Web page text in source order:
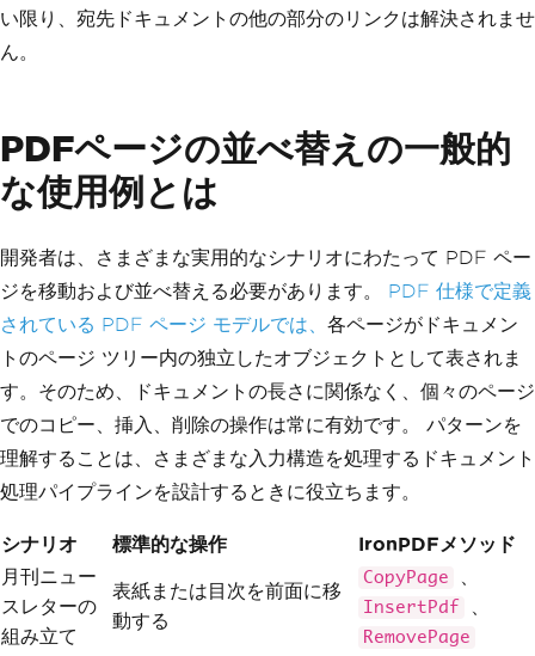
い限り、宛先ドキュメントの他の部分のリンクは解決されませ
ん。
PDFページの並べ替えの一般的
な使用例とは
開発者は、さまざまな実用的なシナリオにわたって PDF ペー
ジを移動および並べ替える必要があります。 PDF 仕様で定義
されている PDF ページ モデルでは、 各ページがドキュメン
トのページ ツリー内の独立したオブジェクトとして表されま
す。そのため、ドキュメントの長さに関係なく、個々のページ
でのコピー、挿入、削除の操作は常に有効です。 パターンを
理解することは、さまざまな入力構造を処理するドキュメント
処理パイプラインを設計するときに役立ちます。
シナリオ 標準的な操作
IronPDFメソッド
月刊ニュー
スレターの
組み立て
表紙または目次を前面に移
動する
CopyPage
InsertPdf
RemovePage